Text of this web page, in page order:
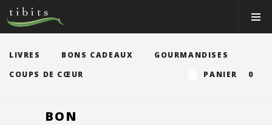
Tibits:
Home
Main
HORAIRES
LIVRES BONS CADEAUX
GOURMANDISES
COUPS DE CŒUR
PANIER 0
BON